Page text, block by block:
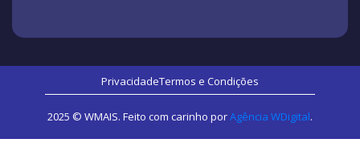
PrivacidadeTermos e Condições
2025 © WMAIS. Feito com carinho porAgência WDigital.